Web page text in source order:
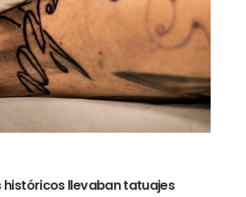
históricos llevaban tatuajes